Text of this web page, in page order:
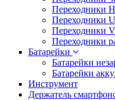
Переходники
Переходники
Переходники
Переходники
Батарейки
Батарейки
Батарейки
Инструмент
Держатель